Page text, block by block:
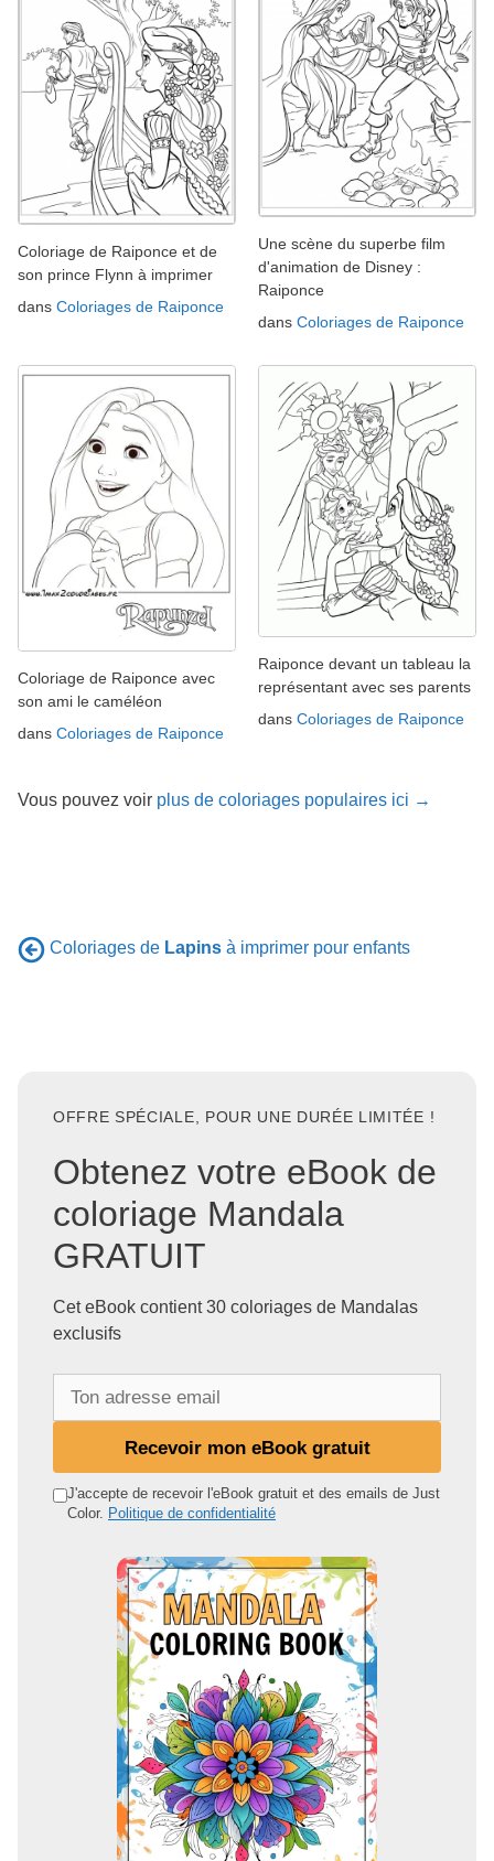
Coloriage de Raiponce et de
son prince Flynn à imprimer
dans Coloriages de Raiponce
Une scène du superbe film
d'animation de Disney :
Raiponce
dans Coloriages de Raiponce
Coloriage de Raiponce avec
son ami le caméléon
dans Coloriages de Raiponce
Raiponce devant un tableau la
représentant avec ses parents
dans Coloriages de Raiponce
Vous pouvez voir plus de coloriages populaires ici →
Coloriages de Lapins à imprimer pour enfants
OFFRE SPÉCIALE, POUR UNE DURÉE LIMITÉE !
Obtenez votre eBook de
coloriage Mandala
GRATUIT
Cet eBook contient 30 coloriages de Mandalas
exclusifs
d
Recevoir mon eBook gratuit
J'accepte de recevoir l'eBook gratuit et des emails de Just
Color. Politique de confidentialité